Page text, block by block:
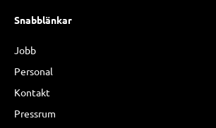
Snabblänkar
Jobb
Personal
Kontakt
Pressrum